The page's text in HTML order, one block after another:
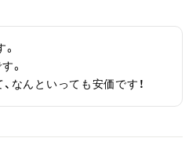
。
なんといっても安価です！